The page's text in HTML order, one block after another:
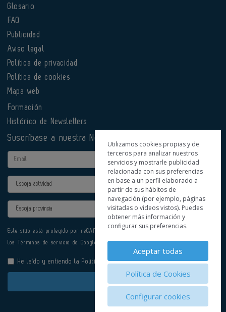
Glosario
FAQ
Publicidad
Aviso legal
Política de privacidad
Política de cookies
Mapa web
Formación
Histórico de Newsletters
Suscríbase a nuestra Newsletter
Email
Actividad
Provincia
Este sitio está protegido por reCAPTCHA y se aplican la
los Términos de servicio de Google.
He leído y entiendo la Política de Privacidad
Enviar
Utilizamos cookies propias y de
terceros para analizar nuestros
servicios y mostrarle publicidad
relacionada con sus preferencias
en base a un perfil elaborado a
partir de sus hábitos de
navegación (por ejemplo, páginas
visitadas o videos vistos). Puedes
obtener más información y
configurar sus preferencias.
Aceptar todas
Política de Cookies
Configurar cookies